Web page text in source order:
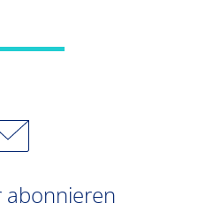
abonnieren